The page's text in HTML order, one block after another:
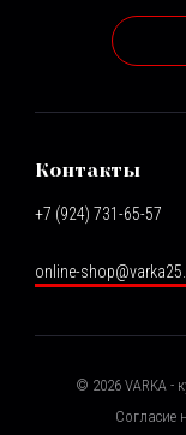
Контакты
+7 (924) 731-65-57
online-
© 2026VARKA -
Согласие